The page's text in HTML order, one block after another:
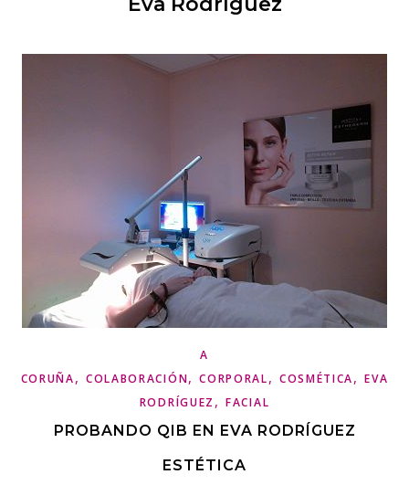
A
CORUÑA, COLABORACIÓN,CORPORAL, COSMÉTICA,EVA
RODRÍGUEZ ,FACIAL
PROBANDO QIB EN EVA RODRÍGUEZ
ESTÉTICA